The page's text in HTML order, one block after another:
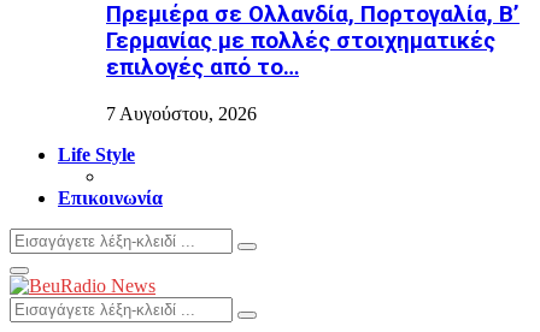
Πρεμιέρα σε Ολλανδία, Πορτογαλία, Β’
Γερμανίας με πολλές στοιχηματικές
επιλογές από το…
7 Αυγούστου, 2026
Life Style
Επικοινωνία
Search
for:
Search
Primary
Menu
Search
for:
Search